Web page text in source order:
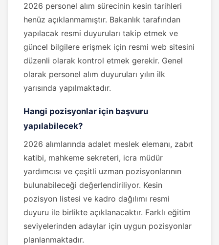
2026 personel alım sürecinin kesin tarihleri
henüz açıklanmamıştır. Bakanlık tarafından
yapılacak resmi duyuruları takip etmek ve
güncel bilgilere erişmek için resmi web sitesini
düzenli olarak kontrol etmek gerekir. Genel
olarak personel alım duyuruları yılın ilk
yarısında yapılmaktadır.
Hangi pozisyonlar için başvuru
yapılabilecek?
2026 alımlarında adalet meslek elemanı, zabıt
katibi, mahkeme sekreteri, icra müdür
yardımcısı ve çeşitli uzman pozisyonlarının
bulunabileceği değerlendiriliyor. Kesin
pozisyon listesi ve kadro dağılımı resmi
duyuru ile birlikte açıklanacaktır. Farklı eğitim
seviyelerinden adaylar için uygun pozisyonlar
planlanmaktadır.